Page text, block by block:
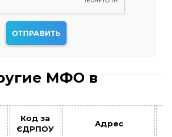
МФО в
Код за
ЄДРПОУ
Адрес